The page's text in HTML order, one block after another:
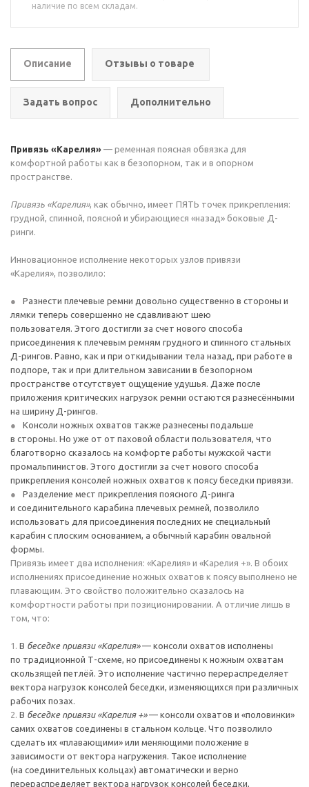
наличие по всем складам.
Описание Отзывы о товаре
Задать вопрос Дополнительно
Привязь «Карелия» — ременная поясная обвязка для
комфортной работы как в безопорном, так и в опорном
пространстве.
Привязь «Карелия», как обычно, имеет ПЯТЬ точек прикрепления:
грудной, спинной, поясной и убирающиеся «назад» боковые Д-
ринги.
Инновационное исполнение некоторых узлов привязи
«Карелия», позволило:
Разнести плечевые ремни довольно существенно в стороны и
лямки теперь совершенно не сдавливают шею
пользователя. Этого достигли за счет нового способа
присоединения к плечевым ремням грудного и спинного стальных
Д-рингов. Равно, как и при откидывании тела назад, при работе в
подпоре, так и при длительном зависании в безопорном
пространстве отсутствует ощущение удушья. Даже после
приложения критических нагрузок ремни остаются разнесёнными
на ширину Д-рингов.
Консоли ножных охватов также разнесены подальше
в стороны. Но уже от от паховой области пользователя, что
благотворно сказалось на комфорте работы мужской части
промальпинистов. Этого достигли за счет нового способа
прикрепления консолей ножных охватов к поясу беседки привязи.
Разделение мест прикрепления поясного Д-ринга
и соединительного карабина плечевых ремней, позволило
использовать для присоединения последних не специальный
карабин с плоским основанием, а обычный карабин овальной
формы.
Привязь имеет два исполнения: «Карелия» и «Карелия +». В обоих
исполнениях присоединение ножных охватов к поясу выполнено не
плавающим. Это свойство положительно сказалось на
комфортности работы при позиционировании. А отличие лишь в
том, что:
В беседке привязи «Карелия»— консоли охватов исполнены
по традиционной Т-схеме, но присоединены к ножным охватам
скользящей петлёй. Это исполнение частично перераспределяет
вектора нагрузок консолей беседки, изменяющихся при различных
рабочих позах.
В беседке привязи «Карелия +»— консоли охватов и «половинки»
самих охватов соединены в стальном кольце. Что позволило
сделать их «плавающими» или меняющими положение в
зависимости от вектора нагружения. Такое исполнение
(на соединительных кольцах) автоматически и верно
перераспределяет вектора нагрузок консолей беседки,